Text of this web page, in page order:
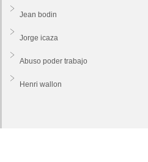
Jean bodin
Jorge icaza
Abuso poder trabajo
Henri wallon